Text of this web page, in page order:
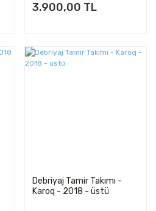
3.900,00 TL
Debriyaj Tamir Takımı -
Karoq - 2018 - üstü